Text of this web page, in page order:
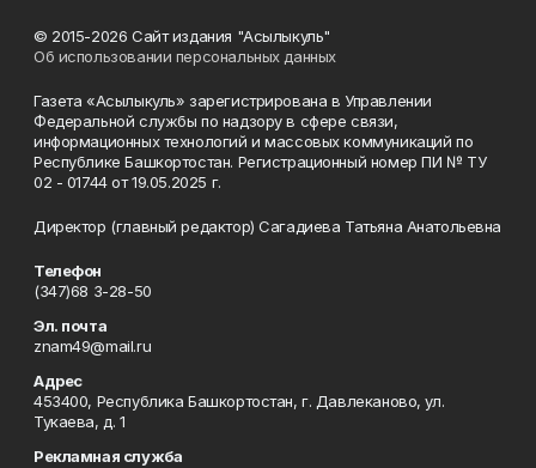
© 2015-2026 Сайт издания "Асылыкуль"
Об использовании персональных данных
Газета «Асылыкуль» зарегистрирована в Управлении
Федеральной службы по надзору в сфере связи,
информационных технологий и массовых коммуникаций по
Республике Башкортостан. Регистрационный номер ПИ № ТУ
02 - 01744 от 19.05.2025 г.
Директор (главный редактор) Сагадиева Татьяна Анатольевна
Телефон
(347)68 3-28-50
Эл. почта
znam49@mail.ru
Адрес
453400, Республика Башкортостан, г. Давлеканово, ул.
Тукаева, д. 1
Рекламная служба